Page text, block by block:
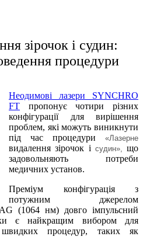
зірочок і судин:
процедури
Неодимові лазери SYNCHRO
FT пропонує чотири різних
конфігурації для вирішення
проблем, які можуть виникнути
під час процедури «Лазерне
видалення зірочок і судин»,
що
задовольняють потреби
медичних установ.
Преміум конфігурація з
потужним джерелом
(1064 нм) довго імпульсний
є найкращим вибором для
процедур, таких як